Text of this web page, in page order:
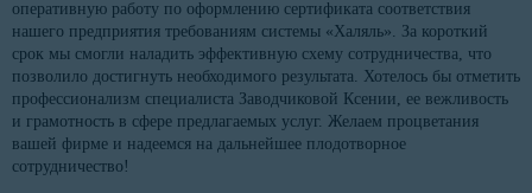
оперативную работу по оформлению сертификата соответствия
нашего предприятия требованиям системы «Халяль». За короткий
срок мы смогли наладить эффективную схему сотрудничества, что
позволило достигнуть необходимого результата. Хотелось бы отметить
профессионализм специалиста Заводчиковой Ксении, ее вежливость
и грамотность в сфере предлагаемых услуг. Желаем процветания
вашей фирме и надеемся на дальнейшее плодотворное
сотрудничество!